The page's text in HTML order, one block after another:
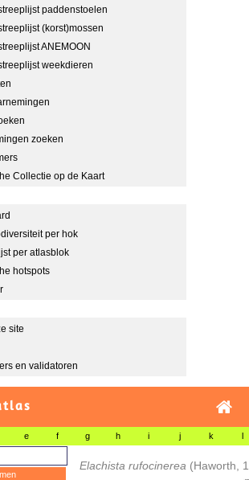
paddenstoelen
(korst)mossen
ANEMOON
weekdieren
zoeken
Collectie op de Kaart
per hok
per atlasblok
hotspots
site
en validatoren
e f g h i j k l
Elachista rufocinerea (Haworth,